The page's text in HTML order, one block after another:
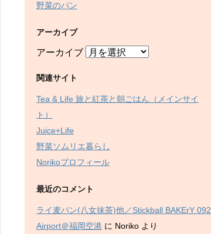
野菜のパン
アーカイブ
アーカイブ
関連サイト
Tea & Life 旅と紅茶と朝ごはん（メインサイ
ト）
Juice+Life
野菜ソムリエ暮らし
Norikoプロフィール
最近のコメント
ライ麦パン(八女抹茶)他／Stickball BAKErY 092
Airport＠福岡空港 に Noriko より